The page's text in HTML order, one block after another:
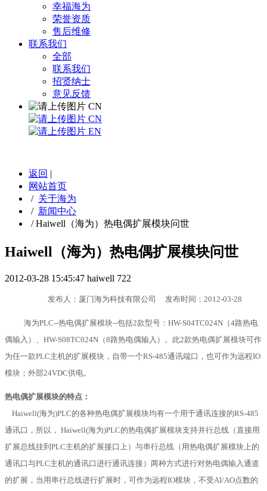
幸福海为
荣誉资质
售后维修
联系我们
全部
联系我们
招贤纳士
意见反馈
CN
CN
EN
返回 |
网站首页
/ 关于海为
/ 新闻中心
/Haiwell（海为）热电偶扩展模块问世
Haiwell（海为）热电偶扩展模块问世
2012-03-28 15:45:47 haiwell 722
发布人：厦门海为科技有限公司 发布时间：2012-03-28
海为PLC--热电偶扩展模块--包括2款型号：HW-S04TC024N（4路热电
偶输入）、HW-S08TC024N（8路热电偶输入）。此2款热电偶扩展模块可作
为任一款PLC主机的扩展模块，自带一个RS-485通讯端口，也可作为远程IO
模块 ；外部24VDC供电。
热电偶扩展模块的特点：
Haiwell(海为)PLC的各种热电偶扩展模块均有一个用于通讯连接的RS-485
通讯口，所以， Haiwell(海为)PLC的热电偶扩展模块支持并行总线（直接用
扩展总线挂到PLC主机的扩展接口上）与串行总线（用热电偶扩展模块上的
通讯口与PLC主机的通讯口进行通讯连接）两种方式进行对热电偶输入通道
的扩展，当用串行总线进行扩展时，可作为远程IO模块，不受AI/AO点数的